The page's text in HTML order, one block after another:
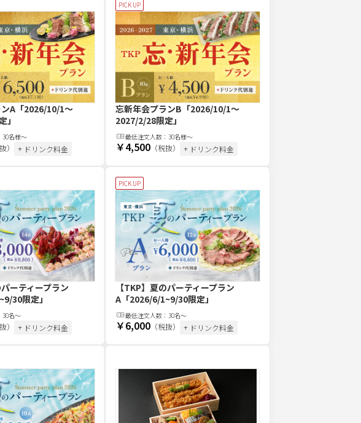
A 「2026/10/1～
」
30名様～
） + ドリンク料金
PICK UP
忘新年会プランB 「2026/10/1～
2027/2/28限定」
最低注文人数： 30名様～
￥4,500（税抜） + ドリンク料金
パーティープラン
30限定」
30名〜
） + ドリンク料金
PICK UP
【TKP】夏のパーティープラン
A「2026/6/1~9/30限定」
最低注文人数： 30名〜
￥6,000（税抜） + ドリンク料金